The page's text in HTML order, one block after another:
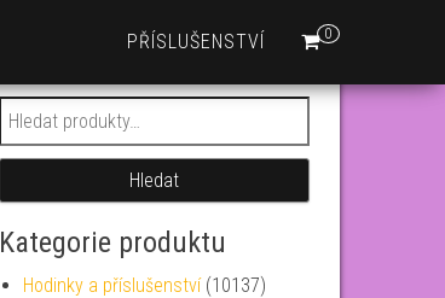
0
PŘÍSLUŠENSTVÍ
Hledat:
Hledat
Kategorie produktu
Hodinky a příslušenství (10137)